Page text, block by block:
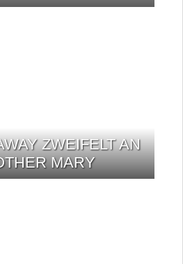
ZWEIFELT AN
MARY